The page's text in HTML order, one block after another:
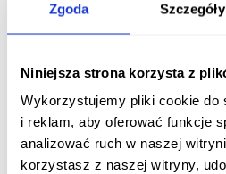
Zgoda Szczegóły
Niniejsza strona korzysta z
Wykorzystujemy pliki cookie do
i reklam, aby oferować funkcje
analizować ruch w naszej
korzystasz z naszej witryny,
niedobór witaminy B12oraz
niepożądane
Z mniejszą częstotliwością
uboczne tj.:kwasica
czynności wątroby, w tym